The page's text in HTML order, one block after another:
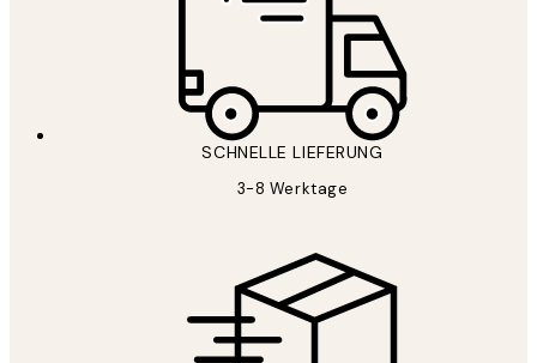
SCHNELLE LIEFERUNG
3-8 Werktage